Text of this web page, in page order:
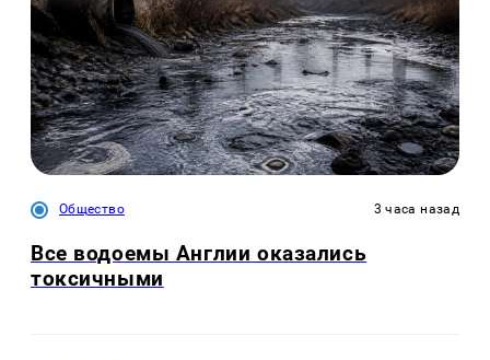
Общество 3 часа назад
Все водоемы Англии оказались
токсичными